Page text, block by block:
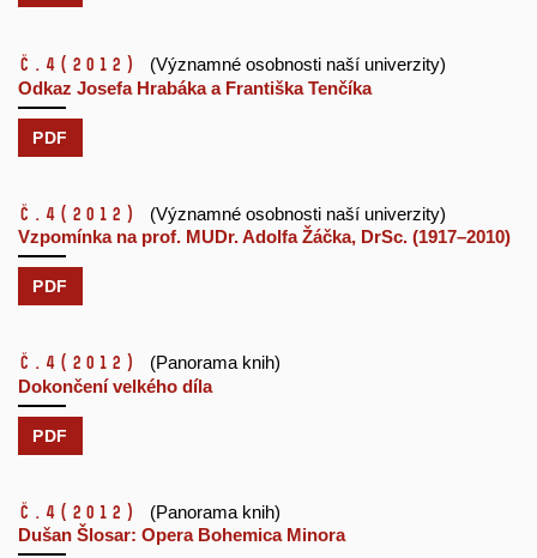
č.4 (2012)
(Významné osobnosti naší univerzity)
Odkaz Josefa Hrabáka a Františka Tenčíka
PDF
č.4 (2012)
(Významné osobnosti naší univerzity)
Vzpomínka na prof. MUDr. Adolfa Žáčka, DrSc. (1917–2010)
PDF
č.4 (2012)
(Panorama knih)
Dokončení velkého díla
PDF
č.4 (2012)
(Panorama knih)
Dušan Šlosar: Opera Bohemica Minora